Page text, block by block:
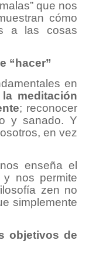
que nos
cómo
a las cosas
“hacer”
en
la meditación
; reconocer
y sanado. Y
en vez
enseña el
y nos permite
zen no
simplemente
objetivos de